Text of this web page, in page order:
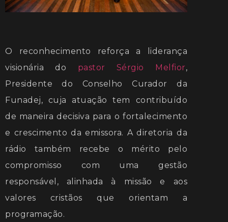
O reconhecimento reforça a liderança
visionária do pastor Sérgio Melfior,
Presidente do Conselho Curador da
Funadej, cuja atuação tem contribuído
de maneira decisiva para o fortalecimento
e crescimento da emissora. A diretoria da
rádio também recebe o mérito pelo
compromisso com uma gestão
responsável, alinhada à missão e aos
valores cristãos que orientam a
programação.